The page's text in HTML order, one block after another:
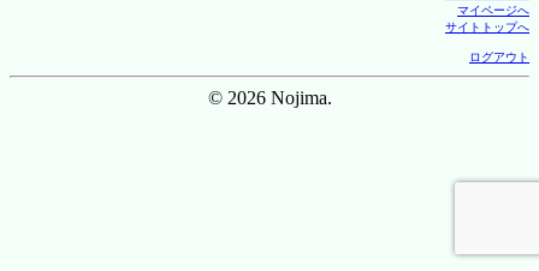
マイページへ
サイトトップへ
ログアウト
© 2026 Nojima.